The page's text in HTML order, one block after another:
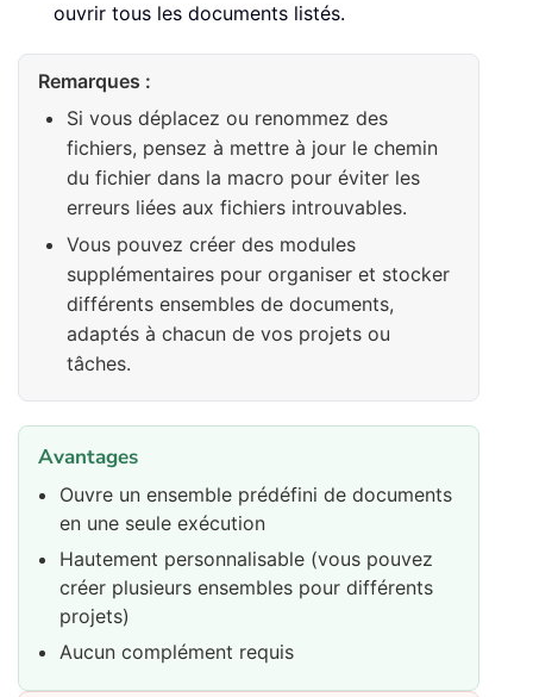
ouvrir tous les documents listés.
Remarques :
Si vous déplacez ou renommez des
fichiers, pensez à mettre à jour le chemin
du fichier dans la macro pour éviter les
erreurs liées aux fichiers introuvables.
Vous pouvez créer des modules
supplémentaires pour organiser et stocker
différents ensembles de documents,
adaptés à chacun de vos projets ou
tâches.
Avantages
Ouvre un ensemble prédéfini de documents
en une seule exécution
Hautement personnalisable (vous pouvez
créer plusieurs ensembles pour différents
projets)
Aucun complément requis